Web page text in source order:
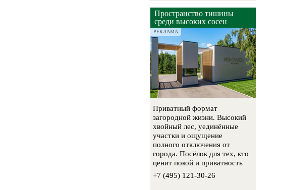
Пространство тишины
среди высоких сосен
РЕКЛАМА
Приватный формат
загородной жизни. Высокий
хвойный лес, уединённые
участки и ощущение
полного отключения от
города. Посёлок для тех, кто
ценит покой и приватность
+7 (495) 121-30-26